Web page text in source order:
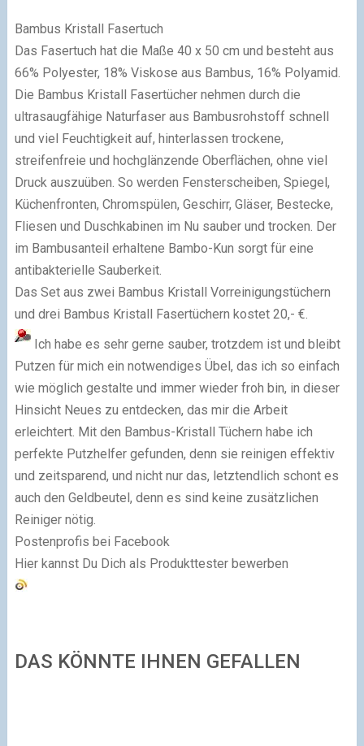
Bambus Kristall Fasertuch
Das Fasertuch hat die Maße 40 x 50 cm und besteht aus
66% Polyester, 18% Viskose aus Bambus, 16% Polyamid.
Die Bambus Kristall Fasertücher nehmen durch die
ultrasaugfähige Naturfaser aus Bambusrohstoff schnell
und viel Feuchtigkeit auf, hinterlassen trockene,
streifenfreie und hochglänzende Oberflächen, ohne viel
Druck auszuüben. So werden Fensterscheiben, Spiegel,
Küchenfronten, Chromspülen, Geschirr, Gläser, Bestecke,
Fliesen und Duschkabinen im Nu sauber und trocken. Der
im Bambusanteil erhaltene Bambo-Kun sorgt für eine
antibakterielle Sauberkeit.
Das Set aus zwei Bambus Kristall Vorreinigungstüchern
und drei Bambus Kristall Fasertüchern kostet 20,- €.
Ich habe es sehr gerne sauber, trotzdem ist und bleibt
Putzen für mich ein notwendiges Übel, das ich so einfach
wie möglich gestalte und immer wieder froh bin, in dieser
Hinsicht Neues zu entdecken, das mir die Arbeit
erleichtert. Mit den Bambus-Kristall Tüchern habe ich
perfekte Putzhelfer gefunden, denn sie reinigen effektiv
und zeitsparend, und nicht nur das, letztendlich schont es
auch den Geldbeutel, denn es sind keine zusätzlichen
Reiniger nötig.
Postenprofis bei Facebook
Hier kannst Du Dich als Produkttester bewerben
DAS KÖNNTE IHNEN GEFALLEN